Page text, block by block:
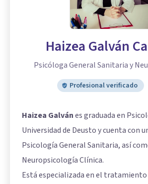
Haizea Galván
Psicóloga General Sanitaria y
Profesional verificado
Haizea Galvánes graduada en
Universidad de Deusto y cuenta con
Psicología General Sanitaria, así
Neuropsicología Clínica.
Está especializada en el tratamiento